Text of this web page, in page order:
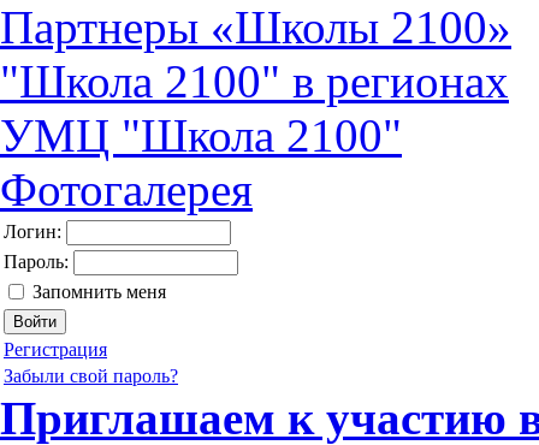
Партнеры «Школы 2100»
"Школа 2100" в регионах
УМЦ "Школа 2100"
Фотогалерея
Логин:
Пароль:
Запомнить меня
Регистрация
Забыли свой пароль?
Приглашаем к участию в